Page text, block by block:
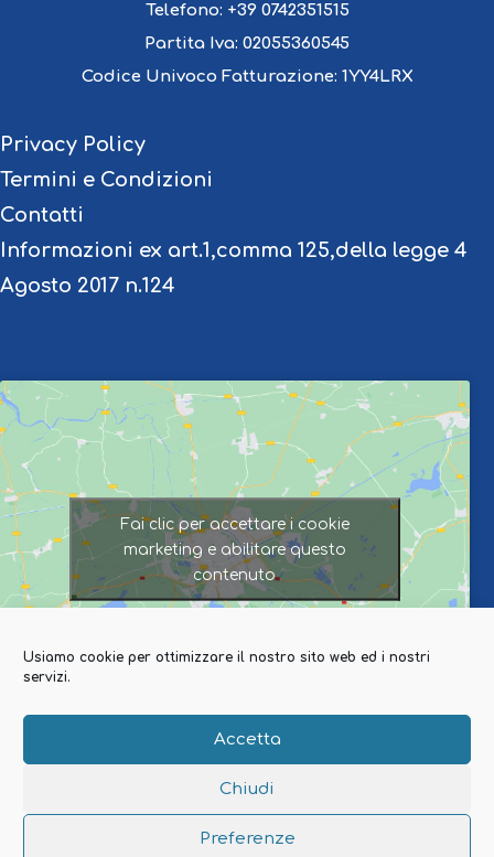
Usiamo cookie per ottimizzare il nostro sito web ed i nostri
servizi.
Accetta
Chiudi
Preferenze
Telefono: +39 0742351515
Partita Iva: 02055360545
Codice Univoco Fatturazione: 1YY4LRX
Privacy Policy
Termini e Condizioni
Contatti
Informazioni ex art.1,comma 125,della legge 4
Agosto 2017 n.124
Fai clic per accettare i cookie
marketing e abilitare questo
contenuto
© 2026GRATO Viaggi e Vacanze | All Rights Reserved.